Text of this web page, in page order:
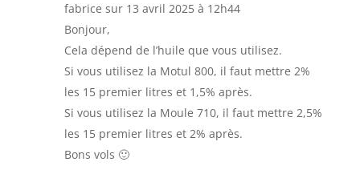
fabrice sur 13 avril 2025 à 12h44
Bonjour,
Cela dépend de l’huile que vous utilisez.
Si vous utilisez la Motul 800, il faut mettre 2%
les 15 premier litres et 1,5% après.
Si vous utilisez la Moule 710, il faut mettre 2,5%
les 15 premier litres et 2% après.
Bons vols 🙂